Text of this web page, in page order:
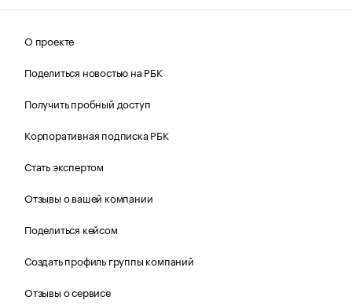
О проекте
Поделиться новостью на РБК
Получить пробный доступ
Корпоративная подписка РБК
Стать экспертом
Отзывы о вашей компании
Поделиться кейсом
Создать профиль группы компаний
Отзывы о сервисе